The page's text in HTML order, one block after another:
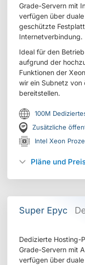
Grade-Servern mit
verfügen über
geschützte
Internetverbindung.
Ideal für den
aufgrund der
Funktionen der
wir ein Subnetz
bereitstellen.
100M
Zusätzliche
Intel Xeon
Pläne und
Super Epyc
Dedizierte Hosting-
Grade-Servern mit
verfügen über